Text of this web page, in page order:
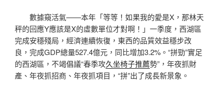
數據窺活氣——本年「等等！如果我的愛是X，那林天
秤的回應Y應該是X的虛數單位才對啊！」一季度，西湖區
完成安穩殘局，經濟連續恢復，東西的品質效益穩步改
良，完成GDP總量527.4億元，同比增加3.2%。“拼勁”實足
的西湖區，不竭倡議“春季攻久坐椅子推薦勢”，年夜抓財
產、年夜抓招商、年夜抓項目，“拼”出了成長新景象。